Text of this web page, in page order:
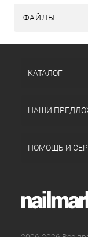
ФАЙЛЫ
КАТАЛОГ
НАШИ
ПОМОЩЬ И